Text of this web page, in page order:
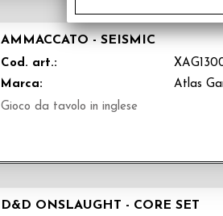
AMMACCATO - SEISMIC
Cod. art.:
Marca:
Atlas
Gioco da tavolo in inglese
D&D ONSLAUGHT - CORE SET